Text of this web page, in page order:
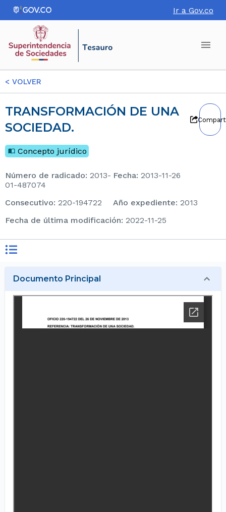
Ir a Gov.co
< VOLVER
TRANSFORMACIÓN DE UNA
SOCIEDAD.
Concepto jurídico
Número de radicado: 2013-
01-487074
Fecha: 2013-11-26
consecutivo: 220-194722 Año expediente: 2013
Fecha de última modificación: 2022-11-25
Documento Principal